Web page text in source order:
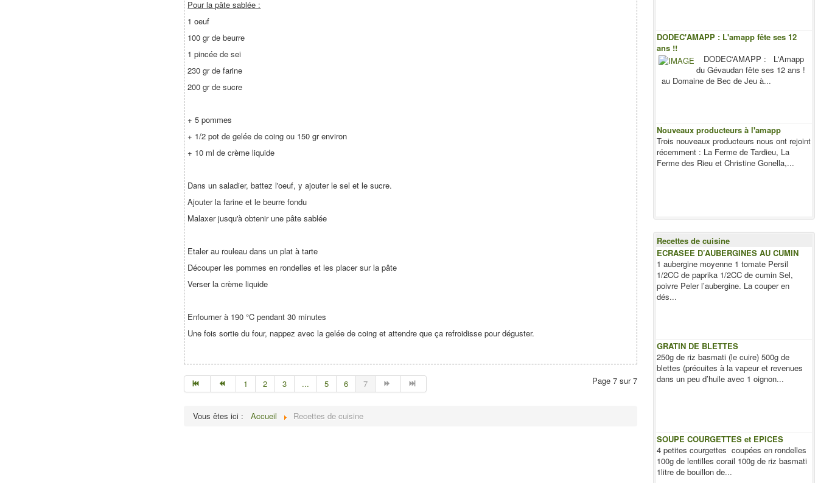
Pour la pâte sablée :
1 oeuf
100 gr de beurre
1 pincée de sei
230 gr de farine
200 gr de sucre
+ 5 pommes
+ 1/2 pot de gelée de coing ou 150 gr environ
+ 10 ml de crème liquide
Dans un saladier, battez l'oeuf, y ajouter le sel et le sucre.
Ajouter la farine et le beurre fondu
Malaxer jusqu'à obtenir une pâte sablée
Etaler au rouleau dans un plat à tarte
Découper les pommes en rondelles et les placer sur la pâte
Verser la crème liquide
Enfourner à 190 °C pendant 30 minutes
Une fois sortie du four, nappez avec la gelée de coing et attendre que ça refroidisse pour déguster.
Page 7 sur 7
1 2 3 ... 5 6 7
Vous êtes ici : Accueil Recettes de cuisine
DODEC'AMAPP : L'amapp fête ses 12
ans !!
DODEC'AMAPP : L'Amapp
du Gévaudan fête ses 12 ans !
au Domaine de Bec de Jeu à...
Nouveaux producteurs à l'amapp
Trois nouveaux producteurs nous ont rejoint
récemment : La Ferme de Tardieu, La
Ferme des Rieu et Christine Gonella,...
Recettes de cuisine
ECRASEE D’AUBERGINES AU CUMIN
1 aubergine moyenne 1 tomate Persil
1/2CC de paprika 1/2CC de cumin Sel,
poivre Peler l’aubergine. La couper en
dés...
GRATIN DE BLETTES
250g de riz basmati (le cuire) 500g de
blettes (précuites à la vapeur et revenues
dans un peu d’huile avec 1 oignon...
SOUPE COURGETTES et EPICES
4 petites courgettes coupées en rondelles
100g de lentilles corail 100g de riz basmati
1litre de bouillon de...